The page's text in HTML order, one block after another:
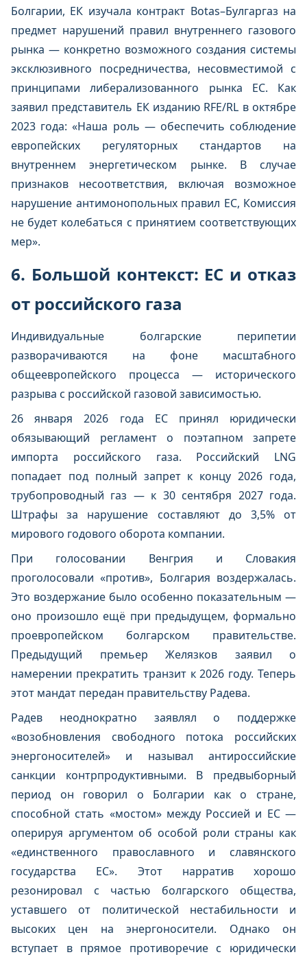
Болгарии, ЕК изучала контракт Botas–Булгаргаз на
предмет нарушений правил внутреннего газового
рынка — конкретно возможного создания системы
эксклюзивного посредничества, несовместимой с
принципами либерализованного рынка ЕС. Как
заявил представитель ЕК изданию RFE/RL в октябре
2023 года: «Наша роль — обеспечить соблюдение
европейских регуляторных стандартов на
внутреннем энергетическом рынке. В случае
признаков несоответствия, включая возможное
нарушение антимонопольных правил ЕС, Комиссия
не будет колебаться с принятием соответствующих
мер».
6. Большой контекст: ЕС и отказ
от российского газа
Индивидуальные болгарские перипетии
разворачиваются на фоне масштабного
общеевропейского процесса — исторического
разрыва с российской газовой зависимостью.
26 января 2026 года ЕС принял юридически
обязывающий регламент о поэтапном запрете
импорта российского газа. Российский LNG
попадает под полный запрет к концу 2026 года,
трубопроводный газ — к 30 сентября 2027 года.
Штрафы за нарушение составляют до 3,5% от
мирового годового оборота компании.
При голосовании Венгрия и Словакия
проголосовали «против», Болгария воздержалась.
Это воздержание было особенно показательным —
оно произошло ещё при предыдущем, формально
проевропейском болгарском правительстве.
Предыдущий премьер Желязков заявил о
намерении прекратить транзит к 2026 году. Теперь
этот мандат передан правительству Радева.
Радев неоднократно заявлял о поддержке
«возобновления свободного потока российских
энергоносителей» и называл антироссийские
санкции контрпродуктивными. В предвыборный
период он говорил о Болгарии как о стране,
способной стать «мостом» между Россией и ЕС —
оперируя аргументом об особой роли страны как
«единственного православного и славянского
государства ЕС». Этот нарратив хорошо
резонировал с частью болгарского общества,
уставшего от политической нестабильности и
высоких цен на энергоносители. Однако он
вступает в прямое противоречие с юридически